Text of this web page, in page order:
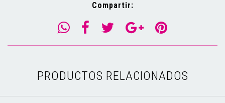
Compartir:
PRODUCTOS RELACIONADOS